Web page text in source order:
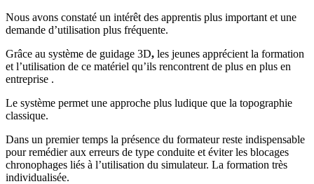
Nous avons constaté un intérêt des apprentis plus important et une
demande d’utilisation plus fréquente.
Grâce au système de guidage 3D, les jeunes apprécient la formation
et l’utilisation de ce matériel qu’ils rencontrent de plus en plus en
entreprise .
Le système permet une approche plus ludique que la topographie
classique.
Dans un premier temps la présence du formateur reste indispensable
pour remédier aux erreurs de type conduite et éviter les blocages
chronophages liés à l’utilisation du simulateur. La formation très
individualisée.